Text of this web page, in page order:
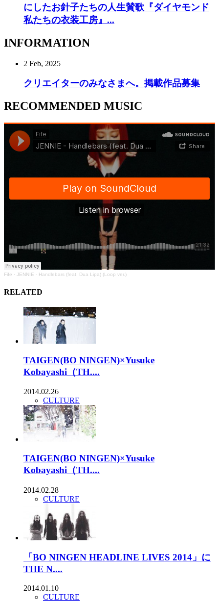
にしたお針子たちの人生賛歌『ダイヤモンド
私たちの衣装工房』...
INFORMATION
2 Feb, 2025
クリエイターのみなさまへ。掲載作品募集
RECOMMENDED MUSIC
Fife · JENNIE - Handlebars (feat. Dua Lipa) (Loop ver.)
RELATED
TAIGEN(BO NINGEN)×Yusuke
Kobayashi（TH....
2014.02.26
CULTURE
TAIGEN(BO NINGEN)×Yusuke
Kobayashi（TH....
2014.02.28
CULTURE
「BO NINGEN HEADLINE LIVES 2014」に
THE N....
2014.01.10
CULTURE